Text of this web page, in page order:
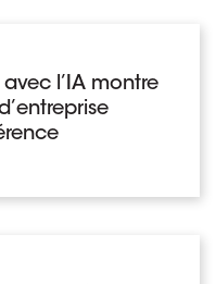
l’IA montre